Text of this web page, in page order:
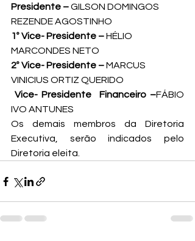
Presidente – GILSON DOMINGOS
REZENDE AGOSTINHO
1º Vice- Presidente – HÉLIO
MARCONDES NETO
2º Vice- Presidente – MARCUS
VINICIUS ORTIZ QUERIDO
Vice- Presidente  Financeiro –FÁBIO
IVO ANTUNES
Os demais membros da Diretoria
Executiva, serão indicados pelo
Diretoria eleita.